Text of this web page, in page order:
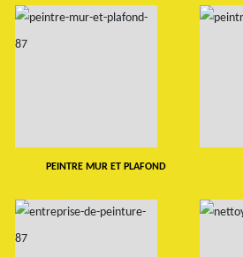
PEINTRE MUR ET PLAFOND